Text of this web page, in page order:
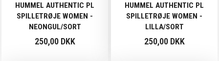
HUMMEL AUTHENTIC PL
SPILLETRØJE WOMEN -
NEONGUL/SORT
250,00 DKK
HUMMEL AUTHENTIC PL
SPILLETRØJE WOMEN -
LILLA/SORT
250,00 DKK